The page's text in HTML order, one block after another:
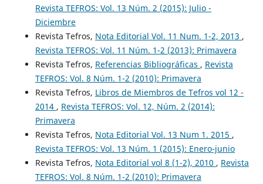
Revista TEFROS: Vol. 13 Núm. 2 (2015): Julio -
Diciembre
Revista Tefros, Nota Editorial Vol. 11 Num. 1-2, 2013 ,
Revista TEFROS: Vol. 11 Núm. 1-2 (2013): Primavera
Revista Tefros, Referencias Bibliográficas , Revista
TEFROS: Vol. 8 Núm. 1-2 (2010): Primavera
Revista Tefros, Libros de Miembros de Tefros vol 12 -
2014 , Revista TEFROS: Vol. 12, Núm. 2 (2014):
Primavera
Revista Tefros, Nota Editorial Vol. 13 Num 1. 2015 ,
Revista TEFROS: Vol. 13 Núm. 1 (2015): Enero-junio
Revista Tefros, Nota Editorial vol 8 (1-2), 2010 , Revista
TEFROS: Vol. 8 Núm. 1-2 (2010): Primavera